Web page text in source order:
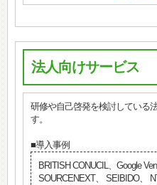
法人向けサービス
研修や自己啓発を検討している
す。
■導入事例
BRITISH CONUCIL、Google
SOURCENEXT、 SEIBIDO、